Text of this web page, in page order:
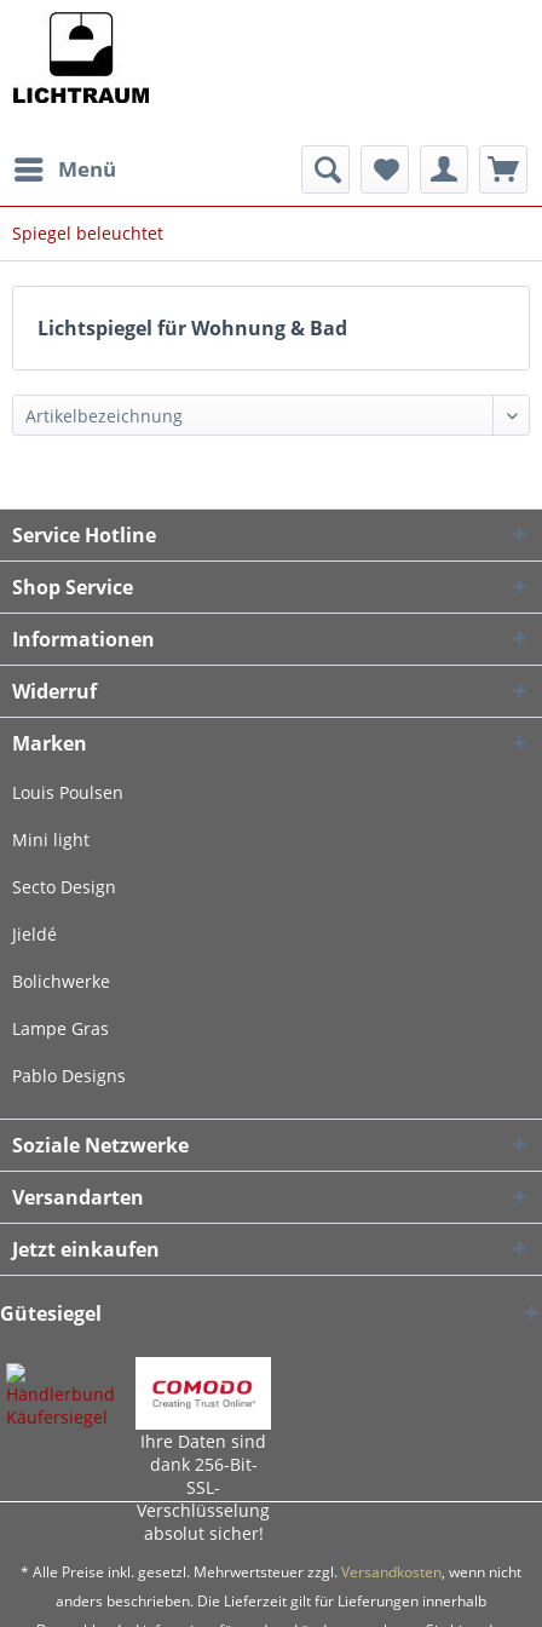
Menü
Spiegel beleuchtet
Lichtspiegel für Wohnung & Bad
Service Hotline
Shop Service
Informationen
Widerruf
Marken
Louis Poulsen
Mini light
Secto Design
Jieldé
Bolichwerke
Lampe Gras
Pablo Designs
Soziale Netzwerke
Versandarten
Jetzt einkaufen
Gütesiegel
Ihre Daten sind
dank 256-Bit-
SSL-
Verschlüsselung
absolut sicher!
* Alle Preise inkl. gesetzl. Mehrwertsteuer zzgl.Versandkosten, wenn nicht
anders beschrieben. Die Lieferzeit gilt für Lieferungen innerhalb